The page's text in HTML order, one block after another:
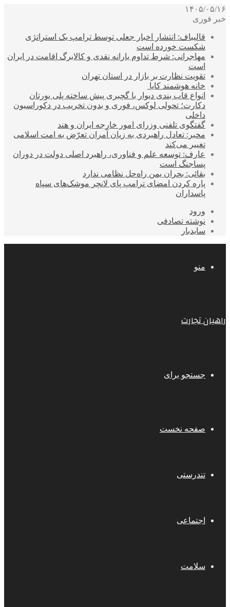
۱۴۰۵/۰۵/۱۶
خبر فوری
قالیباف: انتشار اخبار جعلی توسط ترامپ یک استراتژی
شکست خورده است
مهاجرانی: شرط تداوم یارانه نقدی و کالابرگ اقامت در ایران
است
تقویت نظارت بر بازار در استان تهران
خانه هوشمند کایا
انواع قاب بندی دیوار با گچبری پیش ساخته پلی یورتان
دکارت؛ تحولی لوکس، فوری و بدون تخریب در دکوراسیون
داخلی
گفتگوی تلفنی وزرای امور خارجه ایران و هند
مخبر: تعادل راهبردی به زیان آمران تعرّض به امت اسلامی
تغییر می‌کند
عارف: توسعه علم و فناوری، راهبرد اصلی دولت در دوران
پساجنگ است
بقائی: بحران یمن راه‌حل نظامی ندارد
پاره کردن امضای ترامپ پای لانچر موشک‌های سپاه
پاسداران
ورود
نوشته تصادفی
سایدبار
منو
راهیان تجارت
جستجو برای
صفحه نخست
تندرستی
اجتماعی
سلامت